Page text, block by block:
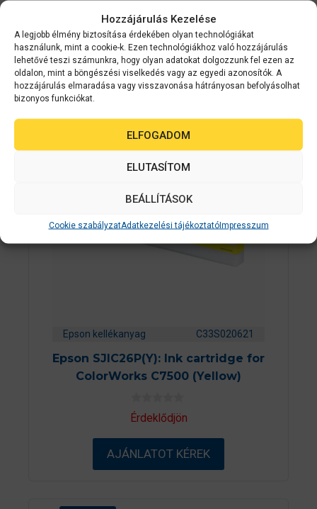
Hozzájárulás Kezelése
A legjobb élmény biztosítása érdekében olyan technológiákat
használunk, mint a cookie-k. Ezen technológiákhoz való hozzájárulás
lehetővé teszi számunkra, hogy olyan adatokat dolgozzunk fel ezen az
oldalon, mint a böngészési viselkedés vagy az egyedi azonosítók. A
hozzájárulás elmaradása vagy visszavonása hátrányosan befolyásolhat
bizonyos funkciókat.
ELFOGADOM
ELUTASÍTOM
BEÁLLÍTÁSOK
Cookie szabályzatAdatkezelési tájékoztatóImpresszum
Kapcsolódó
termékek
Epson kellékanyag C33S020621
Epson SJIC26P(Y): Ink cartridge for
ColorWorks C7500 (Yellow)
0
a
-
ő
Érdeklődjön
AJÁNLATOT KÉREK